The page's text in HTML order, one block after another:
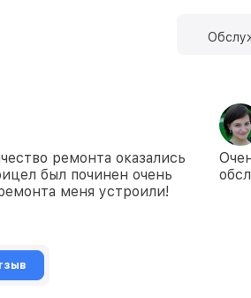
ремонта оказались
был починен очень
меня устроили!